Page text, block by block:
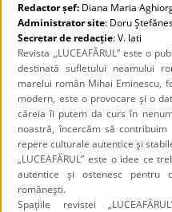
Redactor șef: Diana Maria
Administrator site: Doru
Secretar de redacție: V. Iati
Revista „LUCEAFĂRUL” este o
destinată sufletului neamului
marelui român Mihai Eminescu,
modern, este o provocare şi o
căreia îi putem da curs în
noastră, încercăm să
repere culturale autentice şi
„LUCEAFĂRUL” este o idee ce
autentice şi ostenesc pentru
româneşti.
Spaţiile revistei